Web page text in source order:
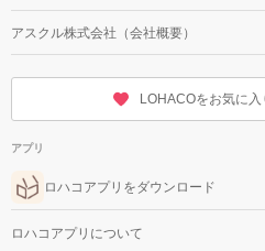
アスクル株式会社（会社概要）
LOHACOをお気に
アプリ
ロハコアプリをダウンロード
ロハコアプリについて